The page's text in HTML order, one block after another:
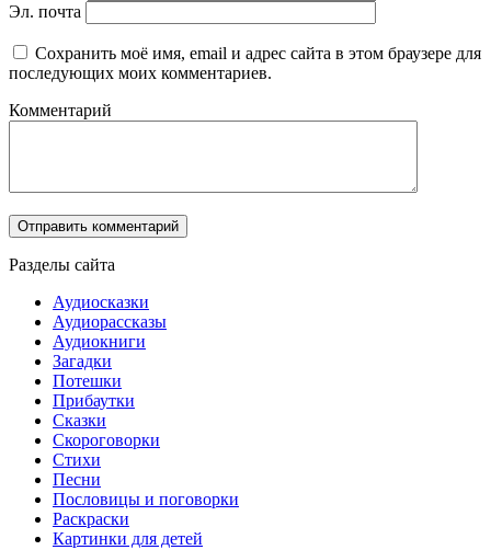
Эл. почта
Сохранить моё имя, email и адрес сайта в этом браузере для
последующих моих комментариев.
Комментарий
Разделы сайта
Аудиосказки
Аудиорассказы
Аудиокниги
Загадки
Потешки
Прибаутки
Сказки
Скороговорки
Стихи
Песни
Пословицы и поговорки
Раскраски
Картинки для детей